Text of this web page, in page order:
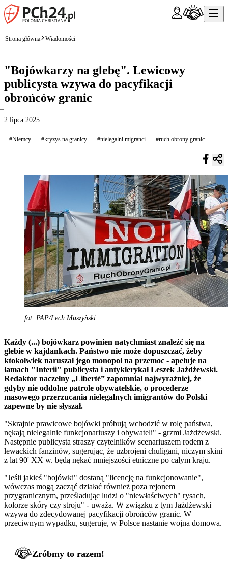
Strona główna Wiadomości
"Bojówkarzy na glebę". Lewicowy
publicysta wzywa do pacyfikacji
obrońców granic
2 lipca 2025
#Niemcy #kryzys na granicy #nielegalni migranci #ruch obrony granic
fot. PAP/Lech Muszyñski
Każdy (...) bojówkarz powinien natychmiast znaleźć się na
glebie w kajdankach. Państwo nie może dopuszczać, żeby
ktokolwiek naruszał jego monopol na przemoc - apeluje na
łamach "Interii" publicysta i antyklerykał Leszek Jażdżewski.
Redaktor naczelny „Liberté” zapomniał najwyraźniej, że
gdyby nie oddolne patrole obywatelskie, o procederze
masowego przerzucania nielegalnych imigrantów do Polski
zapewne by nie słyszał.
"Skrajnie prawicowe bojówki próbują wchodzić w rolę państwa,
nękają nielegalnie funkcjonariuszy i obywateli" - grzmi Jażdżewski.
Następnie publicysta straszy czytelników scenariuszem rodem z
lewackich fanzinów, sugerując, że uzbrojeni chuligani, niczym skini
z lat 90' XX w. będą nękać mniejszości etniczne po całym kraju.
"Jeśli jakieś "bojówki" dostaną "licencję na funkcjonowanie",
wówczas mogą zacząć działać również poza rejonem
przygranicznym, prześladując ludzi o "niewłaściwych" rysach,
kolorze skóry czy stroju" - uważa. W związku z tym Jażdżewski
wzywa do zdecydowanej pacyfikacji obrońców granic. W
przeciwnym wypadku, sugeruje, w Polsce nastanie wojna domowa.
Zróbmy to razem!